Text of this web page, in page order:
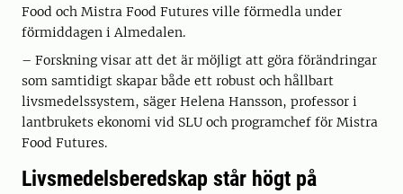
Food och Mistra Food Futures ville förmedla under
förmiddagen i Almedalen.
– Forskning visar att det är möjligt att göra förändringar
som samtidigt skapar både ett robust och hållbart
livsmedelssystem, säger Helena Hansson, professor i
lantbrukets ekonomi vid SLU och programchef för Mistra
Food Futures.
Livsmedelsberedskap står högt på